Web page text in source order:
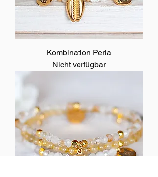
Kombination Perla
Nicht verfügbar